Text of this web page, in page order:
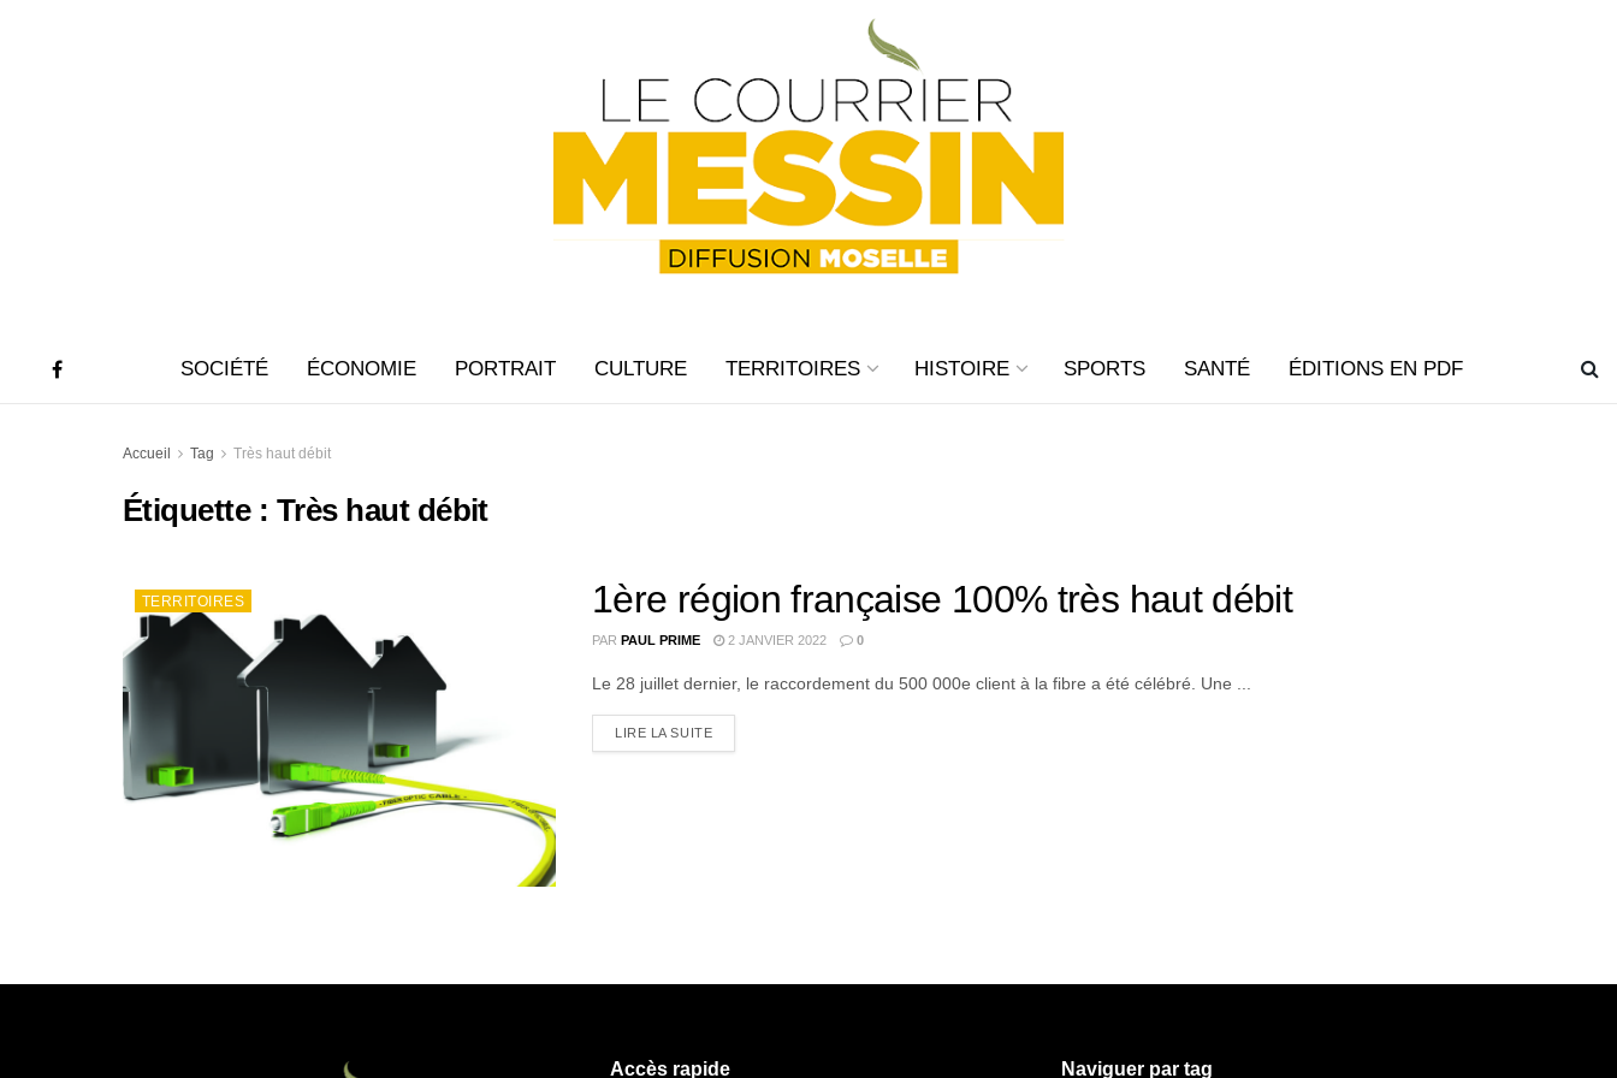
SOCIÉTÉ ÉCONOMIE PORTRAIT CULTURE TERRITOIRES HISTOIRE SPORTS SANTÉ ÉDITIONS EN PDF
Accueil Tag Très haut débit
Étiquette : Très haut débit
TERRITOIRES 1ère région française 100% très haut débit
PAR PAUL PRIME 2 JANVIER 2022 0
Le 28 juillet dernier, le raccordement du 500 000e client à la fibre a été célébré. Une ...
LIRE LA SUITE
Accès rapide Naviguer par tag